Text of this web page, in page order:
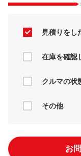
見積りをし
在庫を確認
クルマの状
その他
お